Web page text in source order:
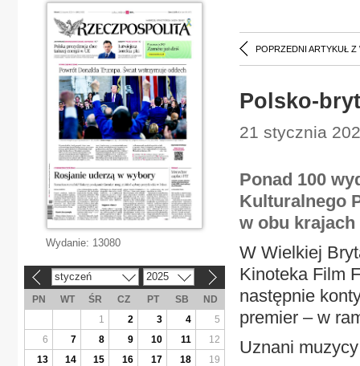
POPRZEDNI ARTYKUŁ Z
Polsko-
21 stycznia
Ponad 100
Kulturalnego
w obu
W Wielkiej
Kinoteka Film
następnie
premier – w
Uznani
Wydanie: 13080
styczeń 2025
PN WT ŚR CZ PT SB
ND
1
2 3 4
5
6
7 8 9 10 11
12
13
14 15 16 17 18
19